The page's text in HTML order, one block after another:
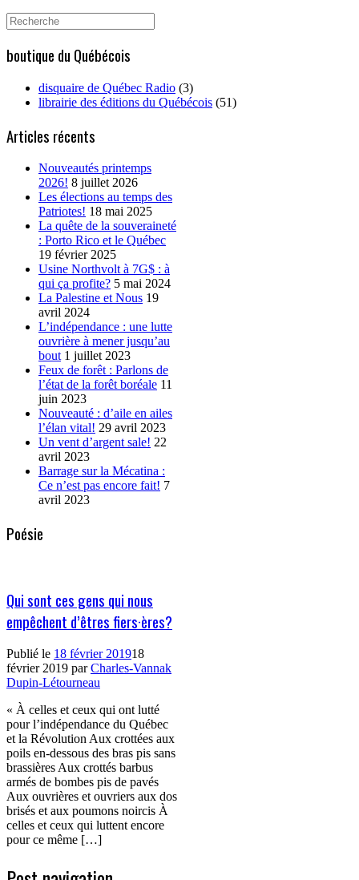
Search
for:
boutique du Québécois
disquaire de Québec Radio (3)
librairie des éditions du Québécois (51)
Articles récents
Nouveautés printemps
2026! 8 juillet 2026
Les élections au temps des
Patriotes! 18 mai 2025
La quête de la souveraineté
: Porto Rico et le Québec
19 février 2025
Usine Northvolt à 7G$ : à
qui ça profite? 5 mai 2024
La Palestine et Nous 19
avril 2024
L’indépendance : une lutte
ouvrière à mener jusqu’au
bout 1 juillet 2023
Feux de forêt : Parlons de
l’état de la forêt boréale 11
juin 2023
Nouveauté : d’aile en ailes
l’élan vital! 29 avril 2023
Un vent d’argent sale! 22
avril 2023
Barrage sur la Mécatina :
Ce n’est pas encore fait! 7
avril 2023
Poésie
Qui sont ces gens qui nous
empêchent d’êtres fiers·ères?
Publié le 18 février 201918
février 2019 parCharles-Vannak
Dupin-Létourneau
« À celles et ceux qui ont lutté
pour l’indépendance du Québec
et la Révolution Aux crottées aux
poils en-dessous des bras pis sans
brassières Aux crottés barbus
armés de bombes pis de pavés
Aux ouvrières et ouvriers aux dos
brisés et aux poumons noircis À
celles et ceux qui luttent encore
pour ce même […]